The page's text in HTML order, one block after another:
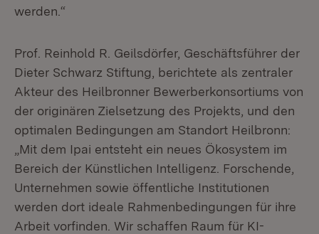
werden.“
Prof. Reinhold R. Geilsdörfer, Geschäftsführer der
Dieter Schwarz Stiftung, berichtete als zentraler
Akteur des Heilbronner Bewerberkonsortiums von
der originären Zielsetzung des Projekts, und den
optimalen Bedingungen am Standort Heilbronn:
„Mit dem Ipai entsteht ein neues Ökosystem im
Bereich der Künstlichen Intelligenz. Forschende,
Unternehmen sowie öffentliche Institutionen
werden dort ideale Rahmenbedingungen für ihre
Arbeit vorfinden. Wir schaffen Raum für KI-